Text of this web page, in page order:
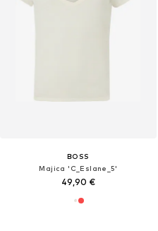
BOSS
Majica 'C_Eslane_5'
49,90 €